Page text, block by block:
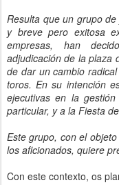
Resulta que un grupo
y breve pero exitosa
empresas, han
adjudicación de la plaza
de dar un cambio
toros. En su intención
ejecutivas en la
particular, y a la Fiesta
Este grupo, con el
los aficionados, quiere
Con este contexto, os